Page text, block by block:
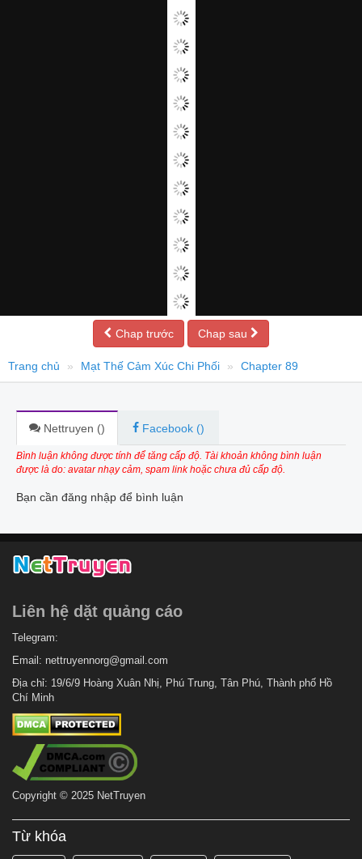
Chap trước Chap sau
Trang chủ Mạt Thế Cảm Xúc Chi Phối Chapter 89
Nettruyen () Facebook ()
Bình luận không được tính để tăng cấp độ. Tài khoản không bình luận
được là do: avatar nhạy cảm, spam link hoặc chưa đủ cấp độ.
Bạn cần đăng nhập để bình luận
Liên hệ dặt quảng cáo
Telegram:
Email: nettruyennorg@gmail.com
Địa chỉ: 19/6/9 Hoàng Xuân Nhị, Phú Trung, Tân Phú, Thành phố Hồ
Chí Minh
Copyright © 2025 NetTruyen
Từ khóa